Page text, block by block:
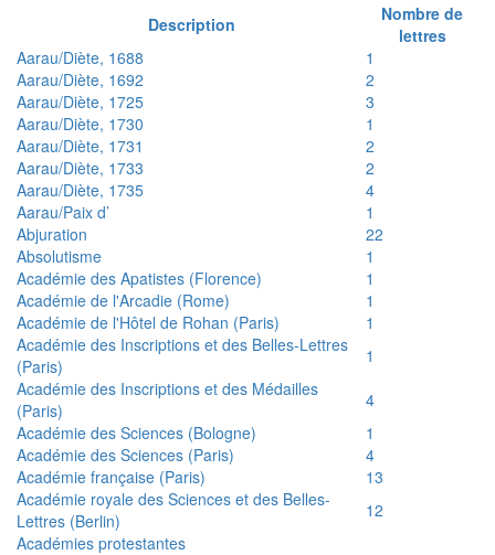
Description
Nombre de
lettres
Aarau/Diète, 1688
1
Aarau/Diète, 1692
2
Aarau/Diète, 1725
3
Aarau/Diète, 1730
1
Aarau/Diète, 1731
2
Aarau/Diète, 1733
2
Aarau/Diète, 1735
4
Aarau/Paix d’
1
Abjuration
22
Absolutisme
1
Académie des Apatistes (Florence)
1
Académie de l'Arcadie (Rome)
1
Académie de l'Hôtel de Rohan (Paris)
1
Académie des Inscriptions et des Belles-Lettres
(Paris)
1
Académie des Inscriptions et des Médailles
(Paris)
4
Académie des Sciences (Bologne)
1
Académie des Sciences (Paris)
4
Académie française (Paris)
13
Académie royale des Sciences et des Belles-
Lettres (Berlin)
12
Académies protestantes